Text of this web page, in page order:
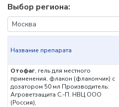
Выбор региона:
Название препарата
Отофаг, гель для местного
применения, флакон (флакончик) с
дозатором 50 мл Производитель:
Агроветзащита С.-П. НВЦ ООО
(Россия),